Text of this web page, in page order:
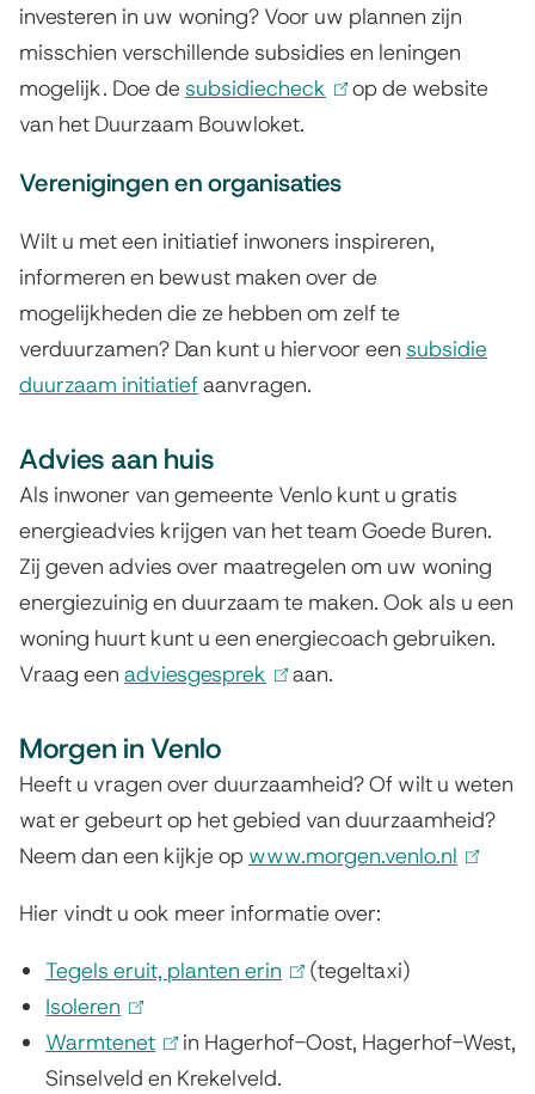
investeren in uw woning? Voor uw plannen zijn
misschien verschillende subsidies en leningen
mogelijk. Doe de subsidiecheck
n
k
i
s
e
op de website
van het Duurzaam Bouwloket.
Verenigingen en organisaties
Wilt u met een initiatief inwoners inspireren,
informeren en bewust maken over de
mogelijkheden die ze hebben om zelf te
verduurzamen? Dan kunt u hiervoor een subsidie
duurzaam initiatiefaanvragen.
Advies aan huis
Als inwoner van gemeente Venlo kunt u gratis
energieadvies krijgen van het team Goede Buren.
Zij geven advies over maatregelen om uw woning
energiezuinig en duurzaam te maken. Ook als u een
woning huurt kunt u een energiecoach gebruiken.
Vraag een adviesgesprek
n
k
i
e
x
e
r
aan.
Morgen in Venlo
Heeft u vragen over duurzaamheid? Of wilt u weten
wat er gebeurt op het gebied van duurzaamheid?
Neem dan een kijkje op www.morgen.venlo.nl
i
Hier vindt u ook meer informatie over:
Tegels eruit, planten erin (
i
(tegeltaxi)
Isoleren (
l
i
Warmtenet (
l
in Hagerhof-Oost, Hagerhof-West,
Sinselveld en Krekelveld.